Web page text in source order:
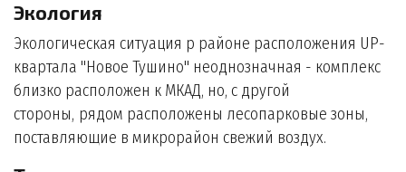
Экология
Экологическая ситуация р районе расположения UP-
квартала "Новое Тушино" неоднозначная - комплекс
близко расположен к МКАД, но, с другой
стороны, рядом расположены лесопарковые зоны,
поставляющие в микрорайон свежий воздух.